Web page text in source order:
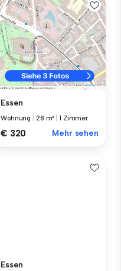
Essen
Wohnung 28 m² |1 Zimmer
€ 320 Mehr sehen
Essen